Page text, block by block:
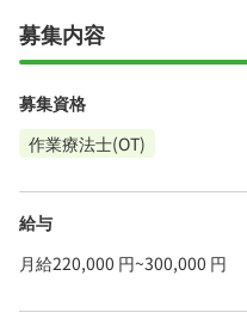
募集内容
募集資格
作業療法士(OT)
給与
月給220,000 円~300,000 円